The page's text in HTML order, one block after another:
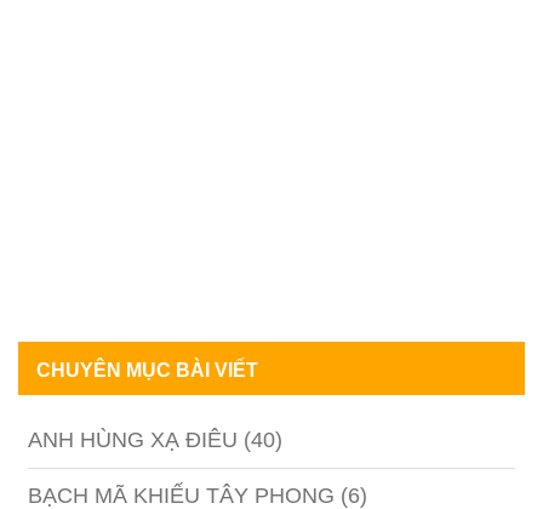
CHUYÊN MỤC BÀI VIẾT
ANH HÙNG XẠ ĐIÊU (40)
BẠCH MÃ KHIẾU TÂY PHONG (6)